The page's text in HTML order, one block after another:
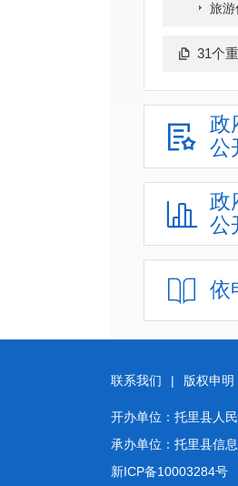
旅游
31个
政
公
政
公
依
联系我们 | 版权申明
开办单位：托里县人
承办单位：托里县信
新ICP备10003284号